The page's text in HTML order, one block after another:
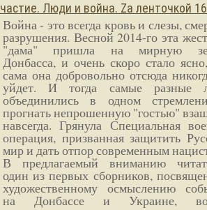
Люди и война. Zа ленточкой
Война - это всегда кровь и слезы,
разрушения. Весной 2014-го эта
"дама" пришла на мирную
Донбасса, и очень скоро стало
сама она добровольно отсюда
уйдет. И тогда самые разные
объединились в одном
прогнать непрошенную "гостью"
навсегда. Грянула Специальная
операция, призванная защитить
мир и дать отпор современным
В предлагаемый вниманию
один из первых сборников,
художественному осмыслению
на Донбассе и Украине,